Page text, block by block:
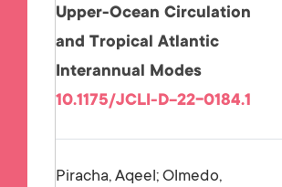
Upper-Ocean Circulation
and Tropical Atlantic
Interannual Modes
10.1175/JCLI-D-22-0184.1
Piracha, Aqeel; Olmedo,